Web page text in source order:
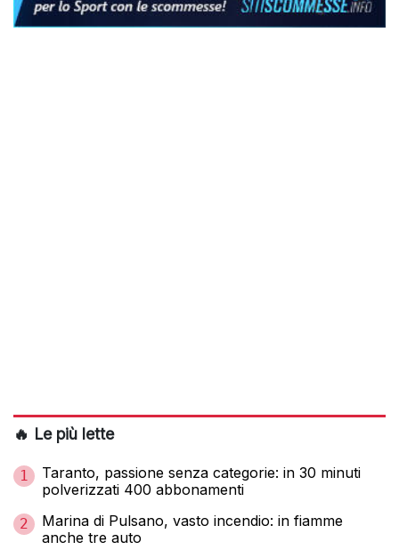
🔥 Le più lette
1
Taranto, passione senza categorie: in 30 minuti
polverizzati 400 abbonamenti
2
Marina di Pulsano, vasto incendio: in fiamme
anche tre auto